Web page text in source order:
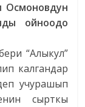
Осмоновдун
ойноодо
“Алыкул”
калгандар
учурашып
сырткы